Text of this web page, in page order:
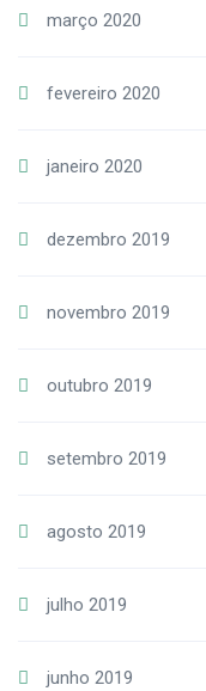
março 2020
fevereiro 2020
janeiro 2020
dezembro 2019
novembro 2019
outubro 2019
setembro 2019
agosto 2019
julho 2019
junho 2019